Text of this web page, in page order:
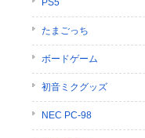
PS5
たまごっち
ボードゲーム
初音ミクグッズ
NEC PC-98